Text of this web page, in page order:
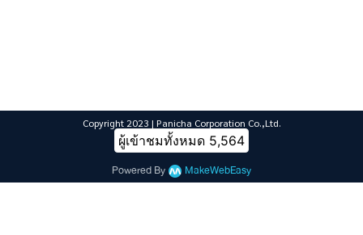
Copyright 2023 | Panicha Corporation Co.,Ltd.
ผู้เข้าชมทั้งหมด 5,564
Powered By MakeWebEasy